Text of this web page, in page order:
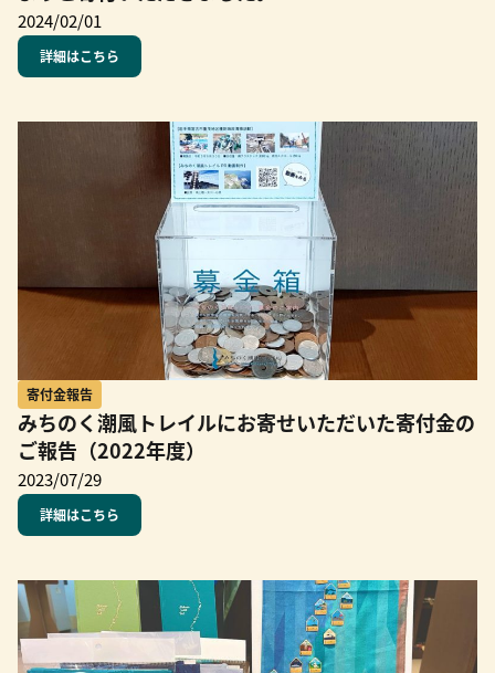
2024/02/01
詳細はこちら
寄付金報告
みちのく潮風トレイルにお寄せいただいた寄付金の
ご報告（2022年度）
2023/07/29
詳細はこちら